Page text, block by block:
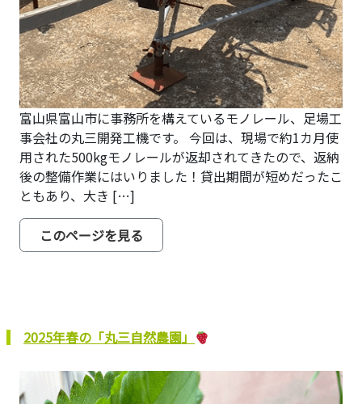
富山県富山市に事務所を構えているモノレール、足場工
事会社の丸三開発工機です。 今回は、現場で約1カ月使
用された500kgモノレールが返却されてきたので、返納
後の整備作業にはいりました！貸出期間が短めだったこ
ともあり、大き […]
このページを見る
2025年春の「丸三自然農園」